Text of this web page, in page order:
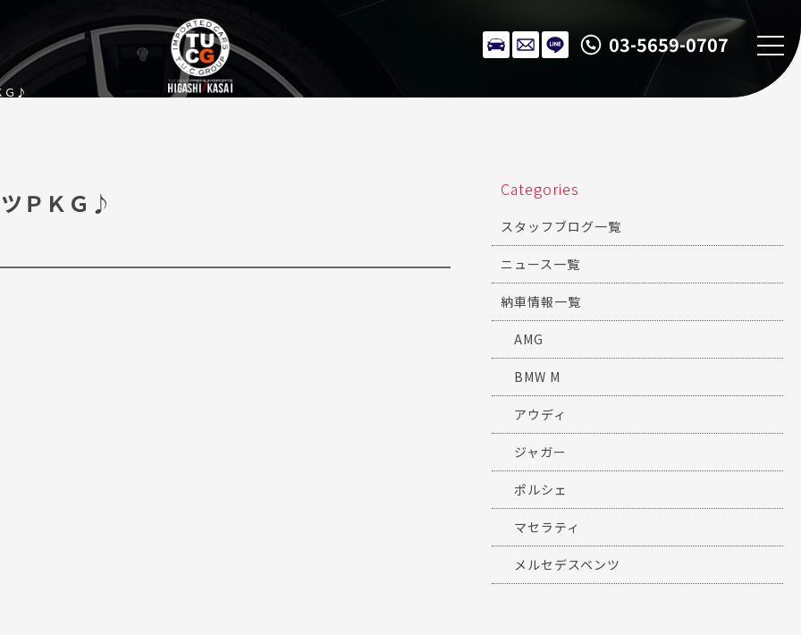
03-5659-0707
Ｇ♪
ＰＫＧ♪ Categories
スタッフブログ一覧
ニュース一覧
納車情報一覧
AMG
BMW M
アウディ
ジャガー
ポルシェ
マセラティ
メルセデスベンツ